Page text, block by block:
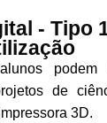
- Tipo
podem
de
3D.